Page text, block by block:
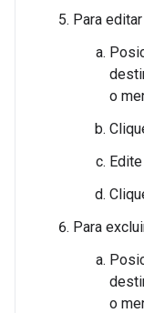
Para
o
Para
o